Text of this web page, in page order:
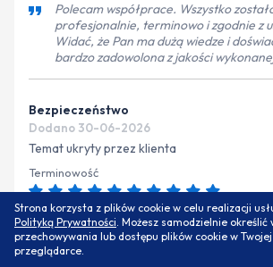
Polecam współprace. Wszystko
profesjonalnie, terminowo i zgodnie z
Widać, że Pan ma dużą wiedze i
bardzo zadowolona z jakości
Bezpieczeństwo
Dodano 30-06-2026
Temat ukryty przez klienta
Terminowość
Rzetelność
Polecam :)
ZAMÓW
Strona korzysta z plików cookie w celu realizacji
Polityką Prywatności. Możesz samodzielnie określić
przechowywania lub dostępu plików cookie w Twojej
przeglądarce.